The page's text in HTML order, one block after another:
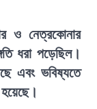
ও নেত্রকোনার
ধরা পড়েছিল।
এবং ভবিষ্যতে